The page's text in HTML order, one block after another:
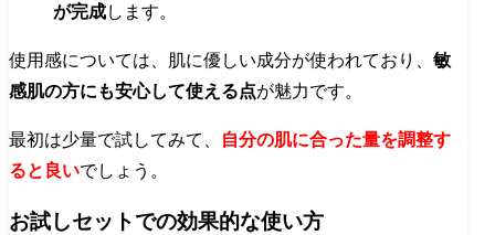
が完成します。
使用感については、肌に優しい成分が使われており、 敏
感肌の方にも安心して使える点が魅力です。
最初は少量で試してみて、
自分の肌に合った量を調整す
ると良いでしょう。
お試しセットでの効果的な使い方